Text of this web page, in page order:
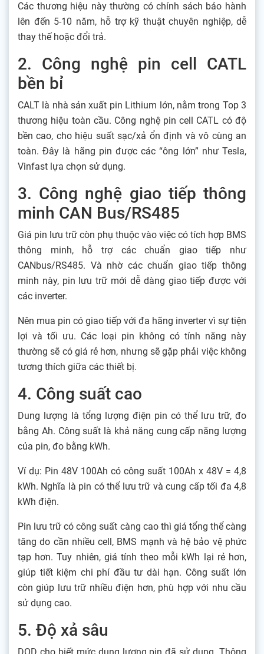
Các thương hiệu này thường có chính sách bảo hành
lên đến 5-10 năm, hỗ trợ kỹ thuật chuyên nghiệp, dễ
thay thế hoặc đổi trả.
2. Công nghệ pin cell CATL
bền bỉ
CALT là nhà sản xuất pin Lithium lớn, nằm trong Top 3
thương hiệu toàn cầu. Công nghệ pin cell CATL có độ
bền cao, cho hiệu suất sạc/xả ổn định và vô cùng an
toàn. Đây là hãng pin được các “ông lớn” như Tesla,
Vinfast lựa chọn sử dụng.
3. Công nghệ giao tiếp thông
minh CAN Bus/RS485
Giá pin lưu trữ còn phụ thuộc vào việc có tích hợp BMS
thông minh, hỗ trợ các chuẩn giao tiếp như
CANbus/RS485. Và nhờ các chuẩn giao tiếp thông
minh này, pin lưu trữ mới dễ dàng giao tiếp được với
các inverter.
Nên mua pin có giao tiếp với đa hãng inverter vì sự tiện
lợi và tối ưu. Các loại pin không có tính năng này
thường sẽ có giá rẻ hơn, nhưng sẽ gặp phải việc không
tương thích giữa các thiết bị.
4. Công suất cao
Dung lượng là tổng lượng điện pin có thể lưu trữ, đo
bằng Ah. Công suất là khả năng cung cấp năng lượng
của pin, đo bằng kWh.
Ví dụ: Pin 48V 100Ah có công suất 100Ah x 48V = 4,8
kWh. Nghĩa là pin có thể lưu trữ và cung cấp tối đa 4,8
kWh điện.
Pin lưu trữ có công suất càng cao thì giá tổng thể càng
tăng do cần nhiều cell, BMS mạnh và hệ bảo vệ phức
tạp hơn. Tuy nhiên, giá tính theo mỗi kWh lại rẻ hơn,
giúp tiết kiệm chi phí đầu tư dài hạn. Công suất lớn
còn giúp lưu trữ nhiều điện hơn, phù hợp với nhu cầu
sử dụng cao.
5. Độ xả sâu